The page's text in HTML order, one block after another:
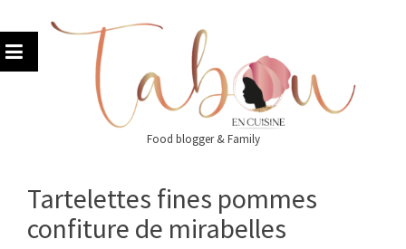
to
content
Food blogger & Family
Tartelettes fines pommes
confiture de mirabelles